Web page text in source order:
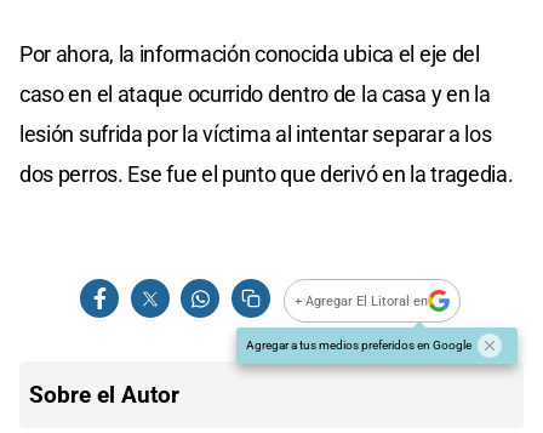
Por ahora, la información conocida ubica el eje del
caso en el ataque ocurrido dentro de la casa y en la
lesión sufrida por la víctima al intentar separar a los
dos perros. Ese fue el punto que derivó en la tragedia.
+ Agregar El Litoral en
Agregar a tus medios preferidos en Google
Sobre el Autor